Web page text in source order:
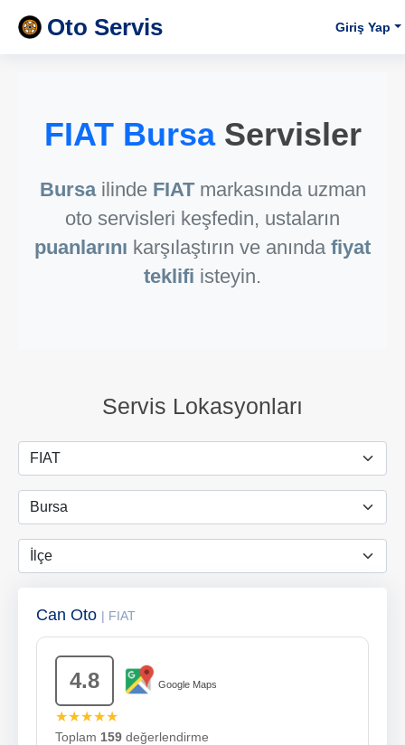
Oto Servis Giriş Yap
FIAT BursaServisler
Bursailinde FIATmarkasında uzman
oto servisleri keşfedin, ustaların
puanlarını karşılaştırın ve anında fiyat
teklifi isteyin.
Servis Lokasyonları
Can Oto | FIAT
4.8 Google Maps
★★★★★
Toplam 159 değerlendirme